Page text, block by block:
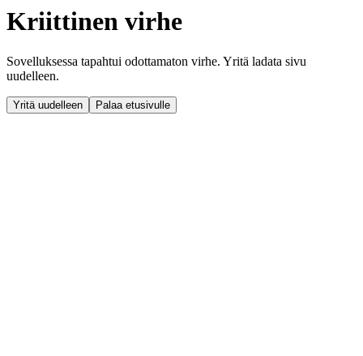
Kriittinen virhe
Sovelluksessa tapahtui odottamaton virhe. Yritä ladata sivu
uudelleen.
Yritä uudelleen Palaa etusivulle